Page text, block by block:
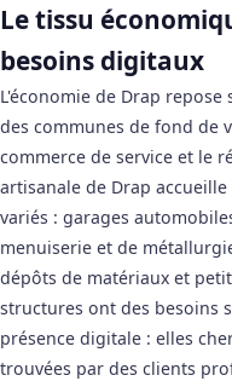
Le tissu
besoins digitaux
L'économie de Drap
des communes de fond de
commerce de service et le
artisanale de Drap
variés : garages
menuiserie et de
dépôts de matériaux et
structures ont des besoins
présence digitale : elles
trouvées par des clients